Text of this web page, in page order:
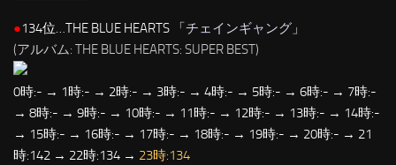
●134位…THE BLUE HEARTS 「チェインギャング 」
(アルバム: THE BLUE HEARTS: SUPER BEST)
0時:- → 1時:- → 2時:- → 3時:- → 4時:- → 5時:- → 6時:- → 7時:-
→ 8時:- → 9時:- → 10時:- → 11時:- → 12時:- → 13時:- → 14時:-
→ 15時:- → 16時:- → 17時:- → 18時:- → 19時:- → 20時:- → 21
時:142 → 22時:134 → 23時:134